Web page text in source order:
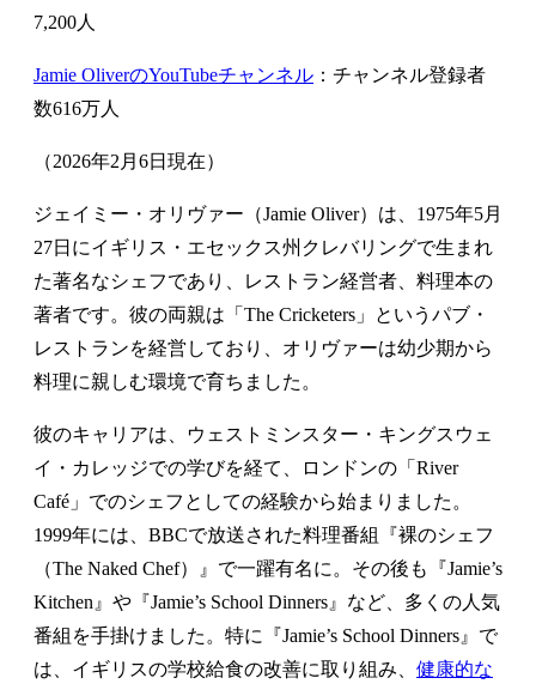
7,200人
Jamie OliverのYouTubeチャンネル ：チャンネル登録者
数616万人
（2026年2月6日現在）
ジェイミー・オリヴァー（Jamie Oliver）は、1975年5月
27日にイギリス・エセックス州クレバリングで生まれ
た著名なシェフであり、レストラン経営者、料理本の
著者です。彼の両親は「The Cricketers」というパブ・
レストランを経営しており、オリヴァーは幼少期から
料理に親しむ環境で育ちました。
彼のキャリアは、ウェストミンスター・キングスウェ
イ・カレッジでの学びを経て、ロンドンの「River
Café」でのシェフとしての経験から始まりました。
1999年には、BBCで放送された料理番組『裸のシェフ
（The Naked Chef）』で一躍有名に。その後も『Jamie’s
Kitchen』や『Jamie’s School Dinners』など、多くの人気
番組を手掛けました。特に『Jamie’s School Dinners』で
は、イギリスの学校給食の改善に取り組み、 健康的な